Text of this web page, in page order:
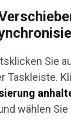
Sie
Taskleiste.
wählen Sie